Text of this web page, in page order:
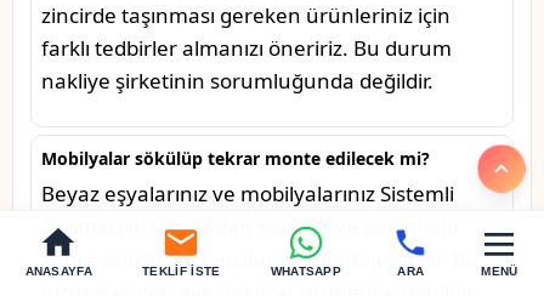
ANASAYFA TEKLIF İSTE WHATSAPP ARA MENÜ
zincirde taşınması gereken ürünleriniz için
farklı tedbirler almanızı öneririz. Bu durum
nakliye şirketinin sorumluğunda değildir.
Mobilyalar sökülüp tekrar monte edilecek mi?
Beyaz eşyalarınız ve mobilyalarınız Sistemli
Taşımacılık tarafından sökülür ve paketlenir.
Yeni evinizde de kurulur ve montajı yapılır. Bu